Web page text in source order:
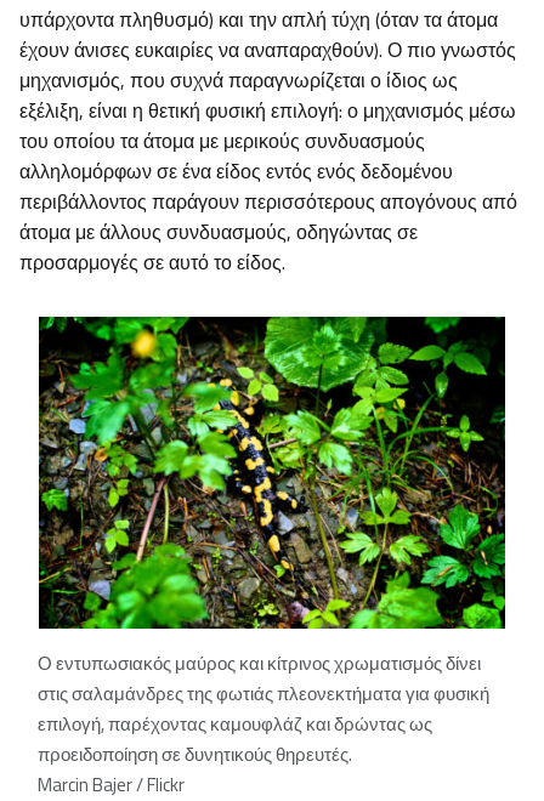
υπάρχοντα πληθυσμό) και την απλή τύχη (όταν τα άτομα
έχουν άνισες ευκαιρίες να αναπαραχθούν). Ο πιο γνωστός
μηχανισμός, που συχνά παραγνωρίζεται ο ίδιος ως
εξέλιξη, είναι η θετική φυσική επιλογή: ο μηχανισμός μέσω
του οποίου τα άτομα με μερικούς συνδυασμούς
αλληλομόρφων σε ένα είδος εντός ενός δεδομένου
περιβάλλοντος παράγουν περισσότερους απογόνους από
άτομα με άλλους συνδυασμούς, οδηγώντας σε
προσαρμογές σε αυτό το είδος.
Ο εντυπωσιακός μαύρος και κίτρινος χρωματισμός δίνει
στις σαλαμάνδρες της φωτιάς πλεονεκτήματα για φυσική
επιλογή, παρέχοντας καμουφλάζ και δρώντας ως
προειδοποίηση σε δυνητικούς θηρευτές.
Marcin Bajer / Flickr